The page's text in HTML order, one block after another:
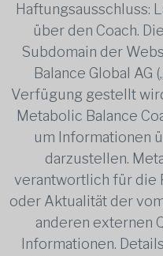
Haftungsausschluss:
über den Coach.
Subdomain der
Balance Global AG
Verfügung gestellt
Metabolic Balance
um Informationen
darzustellen.
verantwortlich für die
oder Aktualität der
anderen externen
Informationen.